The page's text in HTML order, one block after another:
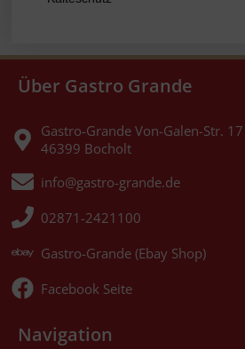
Über Gastro Grande
Gastro-Grande Von-Galen-Str. 17
46399 Bocholt
info@gastro-grande.de
02871-2421100
Gastro-Grande (Ebay Shop)
Facebook Seite
Navigation